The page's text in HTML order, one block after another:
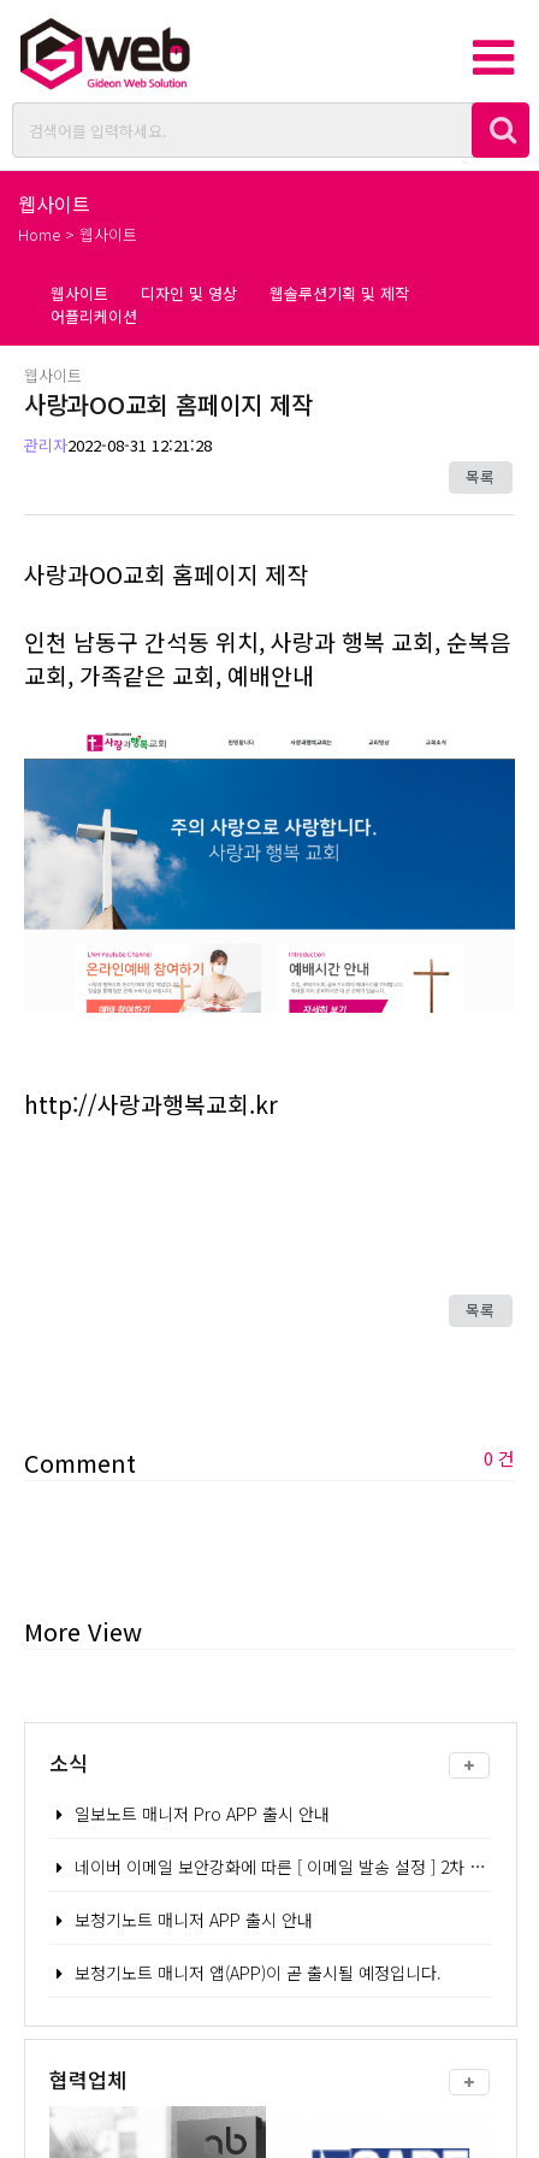
웹사이트
Home > 웹사이트
웹사이트 디자인 및 영상
웹솔루션기획 및 제작
어플리케이션
웹사이트
사랑과OO교회 홈페이지 제작
관리자2022-08-31 12:21:28
목록
사랑과OO교회 홈페이지 제작
인천 남동구 간석동 위치, 사랑과 행복 교회, 순복음
교회, 가족같은 교회, 예배안내
http://사랑과행복교회.kr
목록
Comment 0 건
More View
소식
일보노트 매니저 Pro APP 출시 안내
네이버 이메일 보안강화에 따른 [ 이메일 발송 설정 ] 2차 인증 - 어플리케이션 비밀번호 발급 방법 안내
보청기노트 매니저 APP 출시 안내
보청기노트 매니저 앱(APP)이 곧 출시될 예정입니다.
협력업체